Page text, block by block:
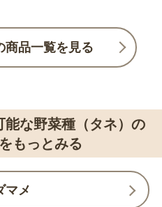
商品一覧を見る
な野菜種（タネ）の
もっとみる
マメ